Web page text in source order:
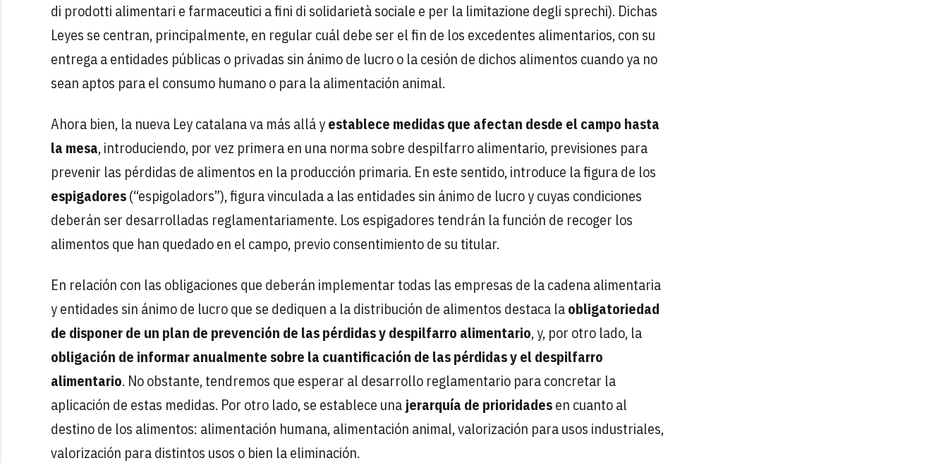
di prodotti alimentari e farmaceutici a fini di solidarietà sociale e per la limitazione degli sprechi). Dichas
Leyes se centran, principalmente, en regular cuál debe ser el fin de los excedentes alimentarios, con su
entrega a entidades públicas o privadas sin ánimo de lucro o la cesión de dichos alimentos cuando ya no
sean aptos para el consumo humano o para la alimentación animal.
Ahora bien, la nueva Ley catalana va más allá yestablece medidas que afectan desde el campo hasta
la mesa, introduciendo, por vez primera en una norma sobre despilfarro alimentario, previsiones para
prevenir las pérdidas de alimentos en la producción primaria. En este sentido, introduce la figura de los
espigadores(“espigoladors”), figura vinculada a las entidades sin ánimo de lucro y cuyas condiciones
deberán ser desarrolladas reglamentariamente. Los espigadores tendrán la función de recoger los
alimentos que han quedado en el campo, previo consentimiento de su titular.
En relación con las obligaciones que deberán implementar todas las empresas de la cadena alimentaria
y entidades sin ánimo de lucro que se dediquen a la distribución de alimentos destaca laobligatoriedad
de disponer de un plan de prevención de las pérdidas y despilfarro alimentario, y, por otro lado, la
obligación de informar anualmente sobre la cuantificación de las pérdidas y el despilfarro
alimentario. No obstante, tendremos que esperar al desarrollo reglamentario para concretar la
aplicación de estas medidas. Por otro lado, se establece una jerarquía de prioridadesen cuanto al
destino de los alimentos: alimentación humana, alimentación animal, valorización para usos industriales,
valorización para distintos usos o bien la eliminación.